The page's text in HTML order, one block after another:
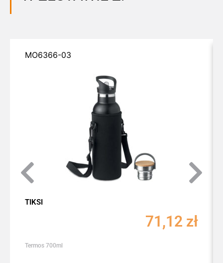
MO6366-03
TIKSI
71,12 zł
Termos 700ml